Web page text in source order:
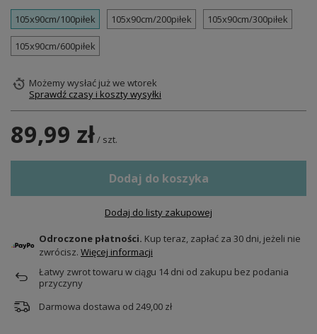
105x90cm/100piłek 105x90cm/200piłek 105x90cm/300piłek
105x90cm/600piłek
Możemy wysłać jużwe wtorek
Sprawdź czasy i koszty wysyłki
89,99 zł/ szt.
Dodaj do koszyka
Dodaj do listy zakupowej
Odroczone płatności. Kup teraz, zapłać za 30 dni, jeżeli nie
zwrócisz. Więcej informacji
Łatwy zwrot towaru w ciągu 14dni od zakupu bez podania
przyczyny
Darmowa dostawa od 249,00 zł